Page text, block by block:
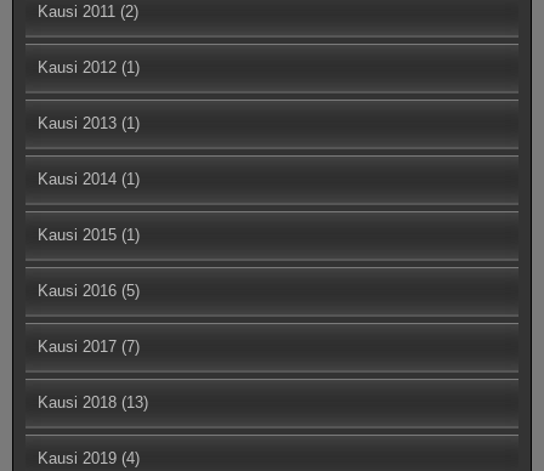
Kausi 2011 (2)
Kausi 2012 (1)
Kausi 2013 (1)
Kausi 2014 (1)
Kausi 2015 (1)
Kausi 2016 (5)
Kausi 2017 (7)
Kausi 2018 (13)
Kausi 2019 (4)